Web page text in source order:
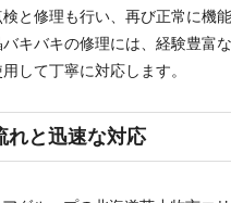
と修理も行い、再び正常に機
キバキの修理には、経験豊富
して丁寧に対応します。
れと迅速な対応